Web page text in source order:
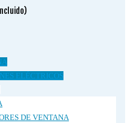
ELÉCTRICOS
DE VENTANA